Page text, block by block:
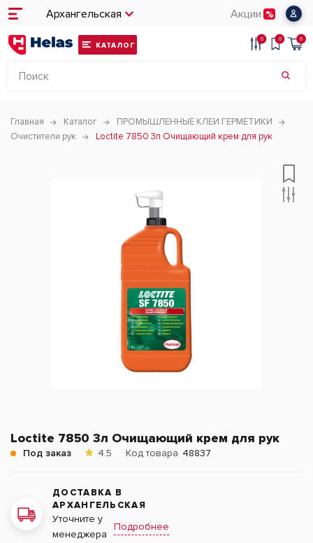
Архангельская Акции
КАТАЛОГ
0 0 0
Главная Каталог
ПРОМЫШЛЕННЫЕ КЛЕИ ГЕРМЕТИКИ
Очистители рук
Loctite 7850 3л Очищающий крем для рук
Loctite 7850 3л Очищающий крем для рук
Под заказ 4.5 Код товара 48837
ДОСТАВКА В
АРХАНГЕЛЬСКАЯ
Уточните у
менеджера
Подробнее